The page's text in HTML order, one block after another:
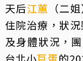
天后江蕙 （二
住院治療，狀
及身體狀況，